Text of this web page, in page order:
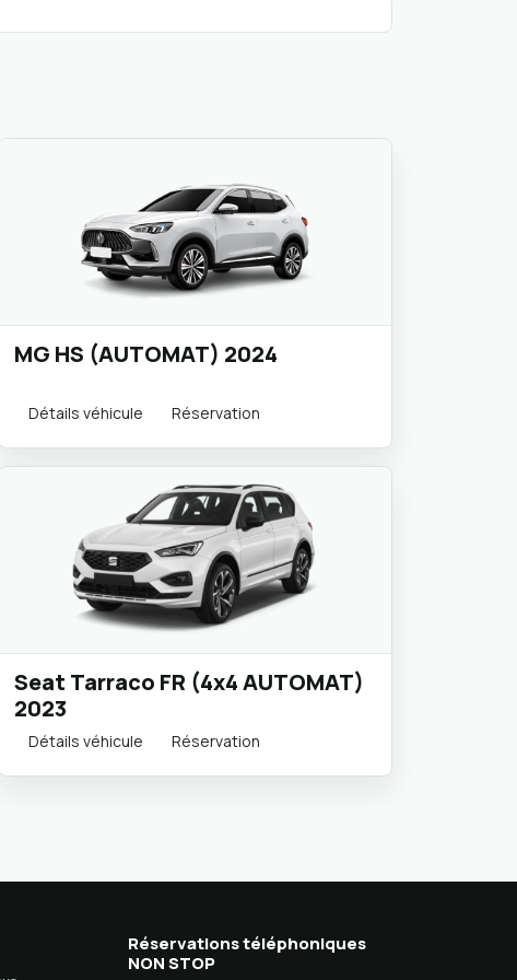
MG HS (AUTOMAT) 2024
Détails véhicule Réservation
Seat Tarraco FR (4x4 AUTOMAT)
2023
Détails véhicule Réservation
Réservations téléphoniques
NON STOP